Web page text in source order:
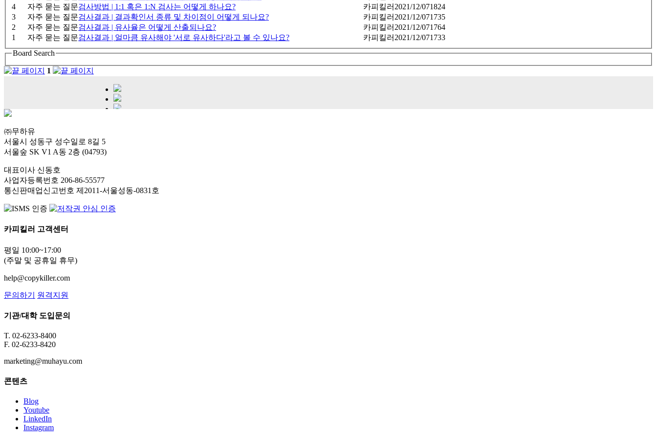
4
자주 묻는 질문검사방법 | 1:1 혹은 1:N 검사는 어떻게 하나요? 카피킬러 2021/12/071824
3
자주 묻는 질문검사결과 | 결과확인서 종류 및 차이점이 어떻게 되나요? 카피킬러 2021/12/071735
2
자주 묻는 질문검사결과 | 유사율은 어떻게 산출되나요? 카피킬러 2021/12/071764
1
자주 묻는 질문검사결과 | 얼마큼 유사해야 '서로 유사하다'라고 볼 수 있나요? 카피킬러 2021/12/071733
Board Search
1
㈜무하유
서울시 성동구 성수일로 8길 5
서울숲 SK V1 A동 2층 (04793)
대표이사 신동호
사업자등록번호 206-86-55577
통신판매업신고번호 제2011-서울성동-0831호
카피킬러 고객센터
평일 10:00~17:00
(주말 및 공휴일 휴무)
help@copykiller.com
문의하기 원격지원
기관/대학 도입문의
T. 02-6233-8400
F. 02-6233-8420
marketing@muhayu.com
콘텐츠
Blog
Youtube
LinkedIn
Instagram